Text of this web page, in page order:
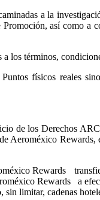
a la
así como a
los términos,
físicos reales
de los Derechos
Aeroméxico
Rewards
Rewards a
limitar, cadenas